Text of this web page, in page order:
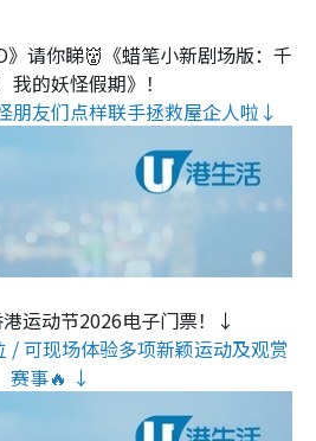
》请你睇👹《蜡笔小新剧场版：千
我的妖怪假期》！
朋友们点样联手拯救屋企人啦↓
运动节2026电子门票！↓
/ 可现场体验多项新颖运动及观赏
赛事🔥 ↓